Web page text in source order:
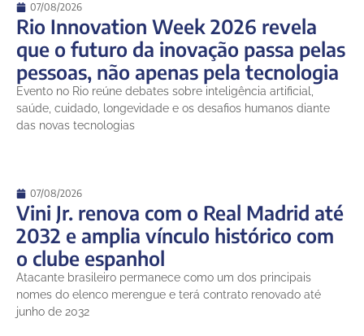
07/08/2026
Rio Innovation Week 2026 revela
que o futuro da inovação passa pelas
pessoas, não apenas pela tecnologia
Evento no Rio reúne debates sobre inteligência artificial,
saúde, cuidado, longevidade e os desafios humanos diante
das novas tecnologias
07/08/2026
Vini Jr. renova com o Real Madrid até
2032 e amplia vínculo histórico com
o clube espanhol
Atacante brasileiro permanece como um dos principais
nomes do elenco merengue e terá contrato renovado até
junho de 2032